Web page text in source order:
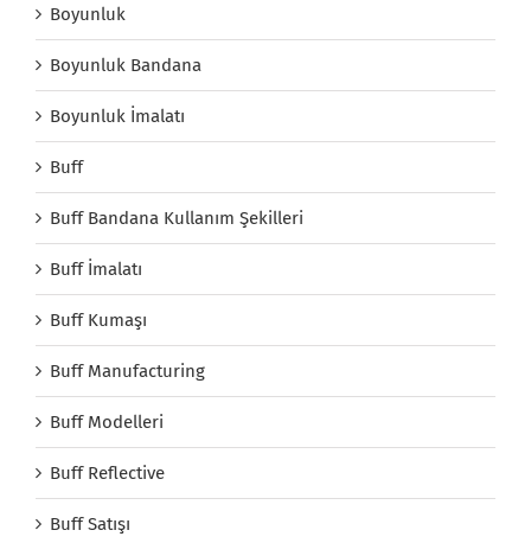
Boyunluk
Boyunluk Bandana
Boyunluk İmalatı
Buff
Buff Bandana Kullanım Şekilleri
Buff İmalatı
Buff Kumaşı
Buff Manufacturing
Buff Modelleri
Buff Reflective
Buff Satışı